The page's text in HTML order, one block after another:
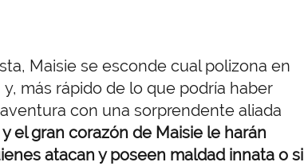
Maisie se esconde cual polizona en
más rápido de lo que podría haber
con una sorprendente aliada
el gran corazón de Maisie le harán
atacan y poseen maldad innata o si